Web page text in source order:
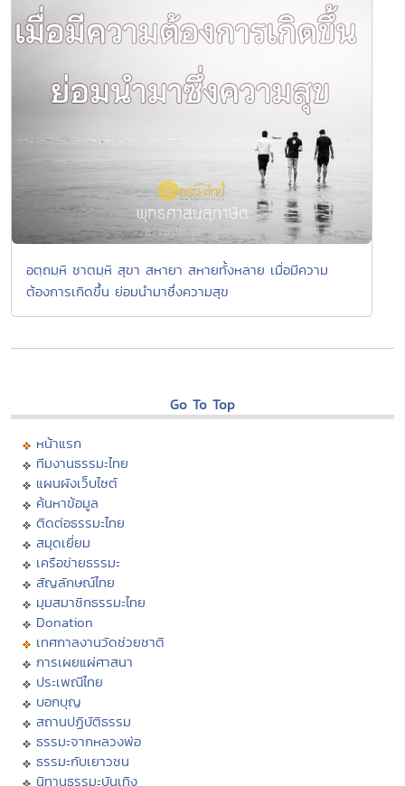
อตฺถมฺหิ ชาตมฺหิ สุขา สหายา สหายทั้งหลาย เมื่อมีความ
ต้องการเกิดขึ้น ย่อมนํามาซึ่งความสุข
Go To Top
หน้าแรก
ทีมงานธรรมะไทย
แผนผังเว็บไซต์
ค้นหาข้อมูล
ติดต่อธรรมะไทย
สมุดเยี่ยม
เครือข่ายธรรมะ
สัญลักษณ์ไทย
มุมสมาชิกธรรมะไทย
Donation
เทศกาลงานวัดช่วยชาติ
การเผยแผ่ศาสนา
ประเพณีไทย
บอกบุญ
สถานปฏิบัติธรรม
ธรรมะจากหลวงพ่อ
ธรรมะกับเยาวชน
นิทานธรรมะบันเทิง